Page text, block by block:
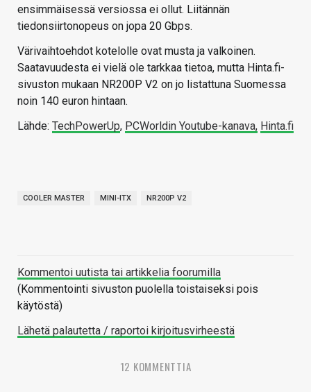
ensimmäisessä versiossa ei ollut. Liitännän
tiedonsiirtonopeus on jopa 20 Gbps.
Värivaihtoehdot kotelolle ovat musta ja valkoinen.
Saatavuudesta ei vielä ole tarkkaa tietoa, mutta Hinta.fi-
sivuston mukaan NR200P V2 on jo listattuna Suomessa
noin 140 euron hintaan.
Lähde: TechPowerUp, PCWorldin Youtube-kanava, Hinta.fi
COOLER MASTER MINI-ITX NR200P V2
Kommentoi uutista tai artikkelia foorumilla
(Kommentointi sivuston puolella toistaiseksi pois
käytöstä)
Lähetä palautetta / raportoi kirjoitusvirheestä
12 KOMMENTTIA